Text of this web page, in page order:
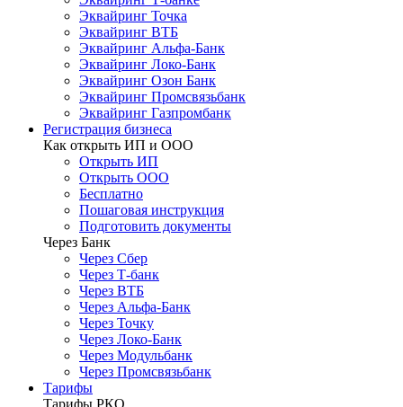
Эквайринг Точка
Эквайринг ВТБ
Эквайринг Альфа-Банк
Эквайринг Локо-Банк
Эквайринг Озон Банк
Эквайринг Промсвязьбанк
Эквайринг Газпромбанк
Регистрация бизнеса
Как открыть ИП и ООО
Открыть ИП
Открыть ООО
Бесплатно
Пошаговая инструкция
Подготовить документы
Через Банк
Через Сбер
Через Т-банк
Через ВТБ
Через Альфа-Банк
Через Точку
Через Локо-Банк
Через Модульбанк
Через Промсвязьбанк
Тарифы
Тарифы РКО